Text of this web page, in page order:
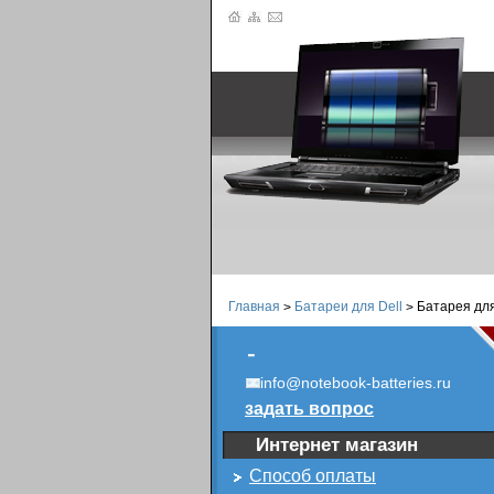
Главная > Батареи для Dell > Батарея
-
info@notebook-batteries.ru
задать вопрос
Интернет магазин
Способ оплаты